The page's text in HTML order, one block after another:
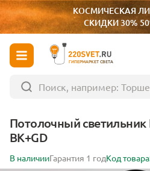
КОСМИЧЕСКАЯ
СКИДКИ 30%
ГИПЕРМАРКЕТ СВЕТА
Потолочный светильник
BK+GD
В наличииГарантия 1 годКод